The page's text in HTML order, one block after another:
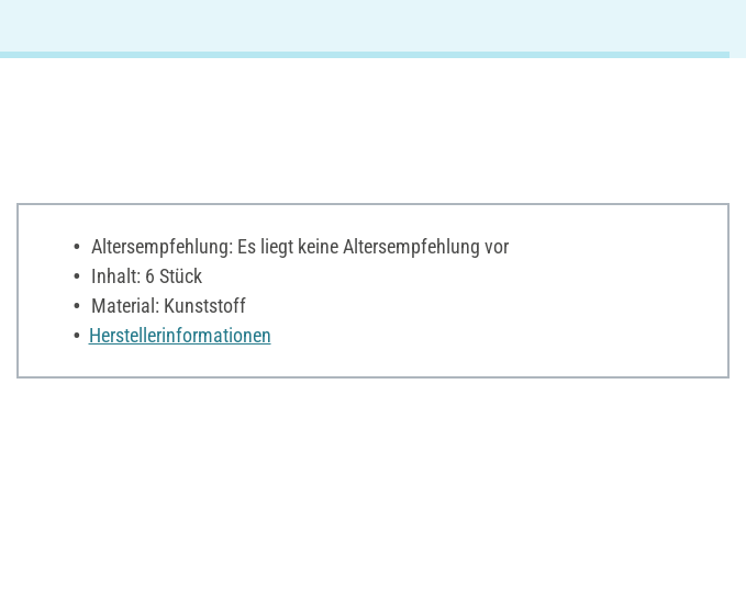
Altersempfehlung: Es liegt keine Altersempfehlung vor
Inhalt: 6 Stück
Material: Kunststoff
Herstellerinformationen